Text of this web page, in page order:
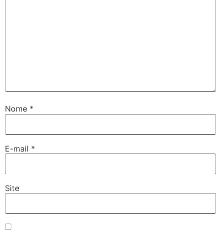
Nome *
E-mail *
Site